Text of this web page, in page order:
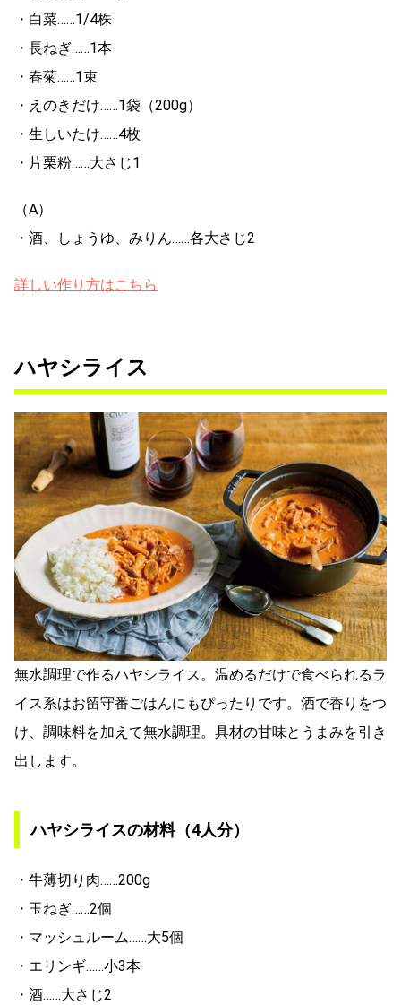
・白菜……1/4株
・長ねぎ……1本
・春菊……1束
・えのきだけ……1袋（200g）
・生しいたけ……4枚
・片栗粉……大さじ1
（A）
・酒、しょうゆ、みりん……各大さじ2
詳しい作り方はこちら
ハヤシライス
無水調理で作るハヤシライス。温めるだけで食べられるラ
イス系はお留守番ごはんにもぴったりです。酒で香りをつ
け、調味料を加えて無水調理。具材の甘味とうまみを引き
出します。
ハヤシライスの材料（4人分）
・牛薄切り肉……200g
・玉ねぎ……2個
・マッシュルーム……大5個
・エリンギ……小3本
・酒……大さじ2